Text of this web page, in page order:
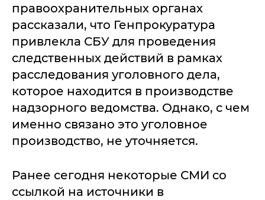
правоохранительных органах
рассказали, что Генпрокуратура
привлекла СБУ для проведения
следственных действий в рамках
расследования уголовного дела,
которое находится в производстве
надзорного ведомства. Однако, с чем
именно связано это уголовное
производство, не уточняется.
Ранее сегодня некоторые СМИ со
ссылкой на источники в